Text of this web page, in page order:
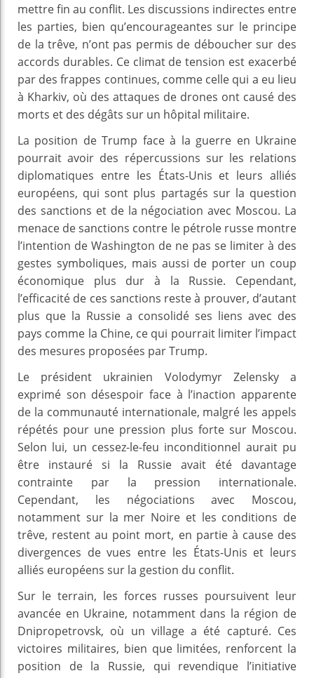
mettre fin au conflit. Les discussions indirectes entre
les parties, bien qu’encourageantes sur le principe
de la trêve, n’ont pas permis de déboucher sur des
accords durables. Ce climat de tension est exacerbé
par des frappes continues, comme celle qui a eu lieu
à Kharkiv, où des attaques de drones ont causé des
morts et des dégâts sur un hôpital militaire.
La position de Trump face à la guerre en Ukraine
pourrait avoir des répercussions sur les relations
diplomatiques entre les États-Unis et leurs alliés
européens, qui sont plus partagés sur la question
des sanctions et de la négociation avec Moscou. La
menace de sanctions contre le pétrole russe montre
l’intention de Washington de ne pas se limiter à des
gestes symboliques, mais aussi de porter un coup
économique plus dur à la Russie. Cependant,
l’efficacité de ces sanctions reste à prouver, d’autant
plus que la Russie a consolidé ses liens avec des
pays comme la Chine, ce qui pourrait limiter l’impact
des mesures proposées par Trump.
Le président ukrainien Volodymyr Zelensky a
exprimé son désespoir face à l’inaction apparente
de la communauté internationale, malgré les appels
répétés pour une pression plus forte sur Moscou.
Selon lui, un cessez-le-feu inconditionnel aurait pu
être instauré si la Russie avait été davantage
contrainte par la pression internationale.
Cependant, les négociations avec Moscou,
notamment sur la mer Noire et les conditions de
trêve, restent au point mort, en partie à cause des
divergences de vues entre les États-Unis et leurs
alliés européens sur la gestion du conflit.
Sur le terrain, les forces russes poursuivent leur
avancée en Ukraine, notamment dans la région de
Dnipropetrovsk, où un village a été capturé. Ces
victoires militaires, bien que limitées, renforcent la
position de la Russie, qui revendique l’initiative